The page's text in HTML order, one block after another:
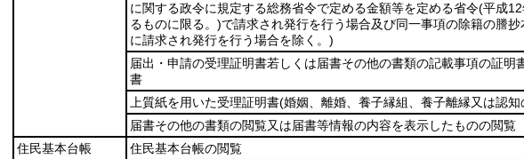
に関する政令に規定する総務省令で定める金額等を定める省令(平成
るものに限る。)で請求され発行を行う場合及び同一事項の除籍の謄
に請求され発行を行う場合を除く。)
届出・申請の受理証明書若しくは届書その他の書類の記載事項の証明
書
上質紙を用いた受理証明書(婚姻、離婚、養子縁組、養子離縁又は認知
届書その他の書類の閲覧又は届書等情報の内容を表示したものの閲覧
住民基本台帳
住民基本台帳の閲覧